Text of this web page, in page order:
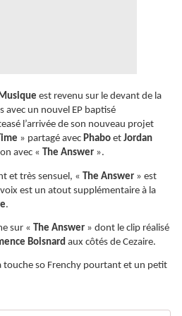
est revenu sur le devant de la
avec un nouvel EP baptisé
l’arrivée de son nouveau projet
» partagé avec Phabo et Jordan
avec « The Answer ».
et très sensuel, « The Answer » est
est un atout supplémentaire à la
.
sur « The Answer » dont le clip réalisé
Boisnard aux côtés de Cezaire.
touche so Frenchy pourtant et un petit